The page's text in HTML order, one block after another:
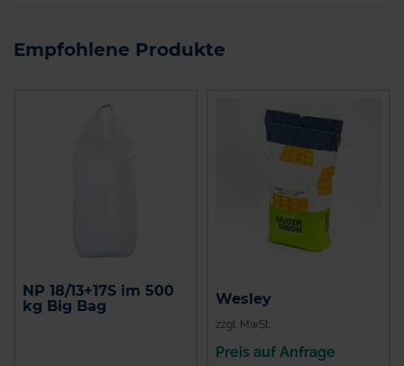
Empfohlene Produkte
NP 18/13+17S im 500
kg Big Bag
Wesley
zzgl. MwSt.
Preis auf Anfrage